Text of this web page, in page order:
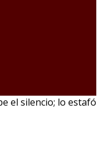
el silencio; lo estafó